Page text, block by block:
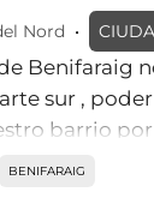
Nord •
Benifaraig
sur ,
barrio
por todas
BENIFARAIG